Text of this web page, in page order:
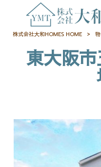
株式会社大和HOMES HOME
>
東大阪